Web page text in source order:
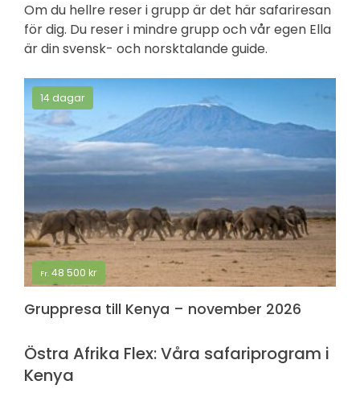
Om du hellre reser i grupp är det här safariresan
för dig. Du reser i mindre grupp och vår egen Ella
är din svensk- och norsktalande guide.
14 dagar
Fr. 48 500 kr
Gruppresa till Kenya – november 2026
Östra Afrika Flex: Våra safariprogram i
Kenya